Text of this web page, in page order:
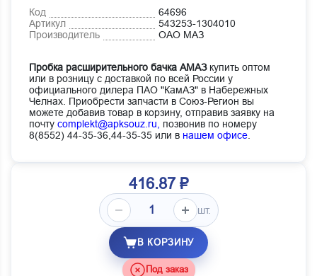
Код
64696
Артикул
543253-1304010
Производитель
ОАО МАЗ
Пробка расширительного бачка АМАЗкупить оптом
или в розницу с доставкой по всей России у
официального дилера ПАО "КамАЗ" в Набережных
Челнах. Приобрести запчасти в Союз-Регион вы
можете добавив товар в корзину, отправив заявку на
почту complekt@apksouz.ru,
позвонив по номеру
8(8552) 44-35-36,44-35-35 или в нашем офисе
416.87 ₽
шт.
В КОРЗИНУ
Под заказ